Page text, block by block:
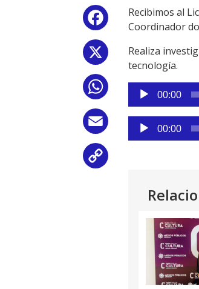
Facebook
WhatsApp
Recibimos al
Coordinador
Realiza
tecnología.
Reproductor
de
audio
00:00
Reproductor
de
00:00